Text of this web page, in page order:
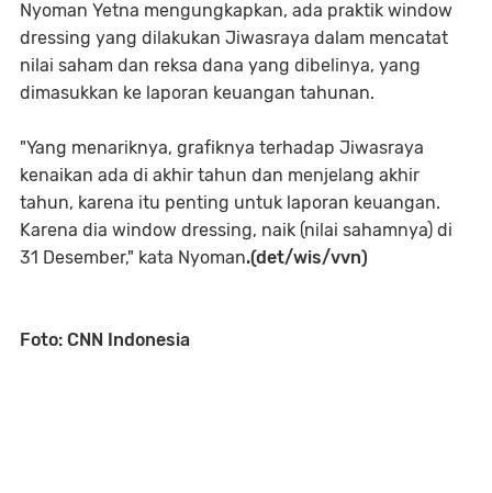
Nyoman Yetna mengungkapkan, ada praktik window
dressing yang dilakukan Jiwasraya dalam mencatat
nilai saham dan reksa dana yang dibelinya, yang
dimasukkan ke laporan keuangan tahunan.
"Yang menariknya, grafiknya terhadap Jiwasraya
kenaikan ada di akhir tahun dan menjelang akhir
tahun, karena itu penting untuk laporan keuangan.
Karena dia window dressing, naik (nilai sahamnya) di
31 Desember," kata Nyoman.(det/wis/vvn)
Foto: CNN Indonesia